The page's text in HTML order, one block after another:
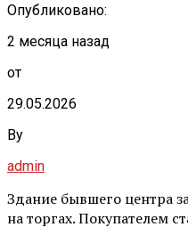
Опубликовано:
2 месяца назад
от
29.05.2026
By
admin
Здание бывшего центра
на торгах. Покупателем